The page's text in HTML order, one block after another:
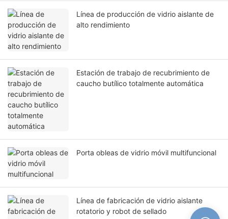
Línea de producción de vidrio aislante de
alto rendimiento
Estación de trabajo de recubrimiento de
caucho butílico totalmente automática
Porta obleas de vidrio móvil multifuncional
Línea de fabricación de vidrio aislante
rotatorio y robot de sellado